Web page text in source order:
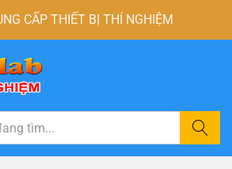
CẤP THIẾT BỊ THÍ NGHIỆM
Tìm